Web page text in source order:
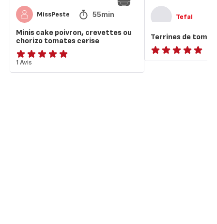
MissPeste 55min
Minis cake poivron, crevettes ou
chorizo tomates cerise
Avis
5
1 Avis
Tefal
Terrines de
ratings.NaN